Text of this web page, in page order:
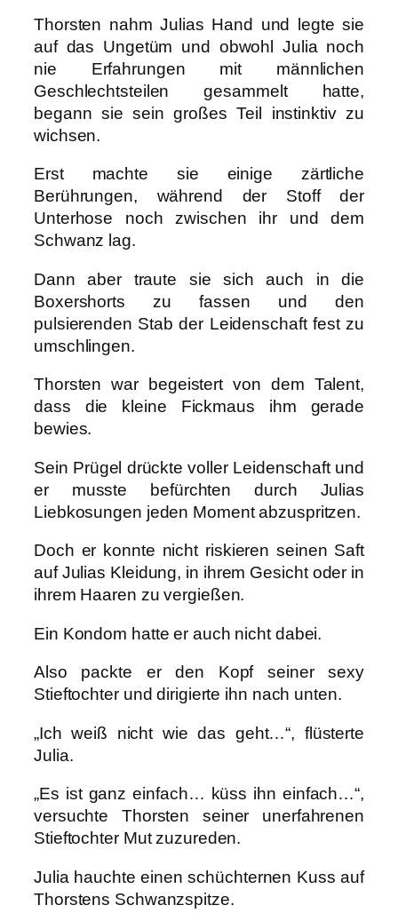
Thorsten nahm Julias Hand und legte sie
auf das Ungetüm und obwohl Julia noch
nie Erfahrungen mit männlichen
Geschlechtsteilen gesammelt hatte,
begann sie sein großes Teil instinktiv zu
wichsen.
Erst machte sie einige zärtliche
Berührungen, während der Stoff der
Unterhose noch zwischen ihr und dem
Schwanz lag.
Dann aber traute sie sich auch in die
Boxershorts zu fassen und den
pulsierenden Stab der Leidenschaft fest zu
umschlingen.
Thorsten war begeistert von dem Talent,
dass die kleine Fickmaus ihm gerade
bewies.
Sein Prügel drückte voller Leidenschaft und
er musste befürchten durch Julias
Liebkosungen jeden Moment abzuspritzen.
Doch er konnte nicht riskieren seinen Saft
auf Julias Kleidung, in ihrem Gesicht oder in
ihrem Haaren zu vergießen.
Ein Kondom hatte er auch nicht dabei.
Also packte er den Kopf seiner sexy
Stieftochter und dirigierte ihn nach unten.
„Ich weiß nicht wie das geht…“, flüsterte
Julia.
„Es ist ganz einfach… küss ihn einfach…“,
versuchte Thorsten seiner unerfahrenen
Stieftochter Mut zuzureden.
Julia hauchte einen schüchternen Kuss auf
Thorstens Schwanzspitze.